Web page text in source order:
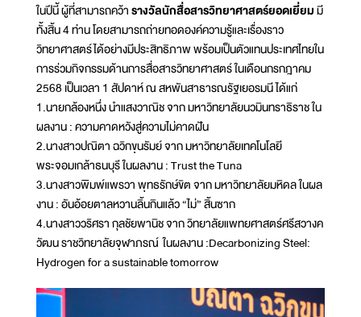
ในปีนี้ ผู้ที่สามารถคว้ารางวัลนักสื่อสารวิทยาศาสตร์ยอดเยี่ยมมี
ทั้งสิ้น 4 ท่าน โดยสามารถถ่ายทอดองค์ความรู้และเรื่องราว
วิทยาศาสตร์ได้อย่างมีประสิทธิภาพ พร้อมเป็นตัวแทนประเทศไทยใน
การร่วมกิจกรรมด้านการสื่อสารวิทยาศาสตร์ ในเดือนกรกฎาคม
2568 เป็นเวลา 1 สัปดาห์ ณ สหพันสาธารณรัฐเยอรมนี ได้แก่
1.นายกล้องหนึ่ง นำแสงวาณิช จาก มหาวิทยาลัยนวมินทราธิราช ใน
ผลงาน : ความคาดหวังสู่ความไม่คาดฝัน
2.นางสาวปณิตา ฉวิกขุนรัมย์ จาก มหาวิทยาลัยเทคโนโลยี
พระจอมเกล้าธนบุรี ในผลงาน : Trust the Tuna
3.นางสาวพิมพ์แพรวา พุทธรักษ์ขิต จาก มหาวิทยาลัยมหิดล ในผล
งาน : อันอ้อยตาลหวานลิ้นกินแล้ว “ไม่” สิ้นซาก
4.นางสาววริศรา กุลชัยพานิช จาก วิทยาลัยแพทยศาสตร์ศรีสวางค
วัฒน ราชวิทยาลัยจุฬาภรณ์ ในผลงาน :Decarbonizing Steel:
Hydrogen for a sustainable tomorrow